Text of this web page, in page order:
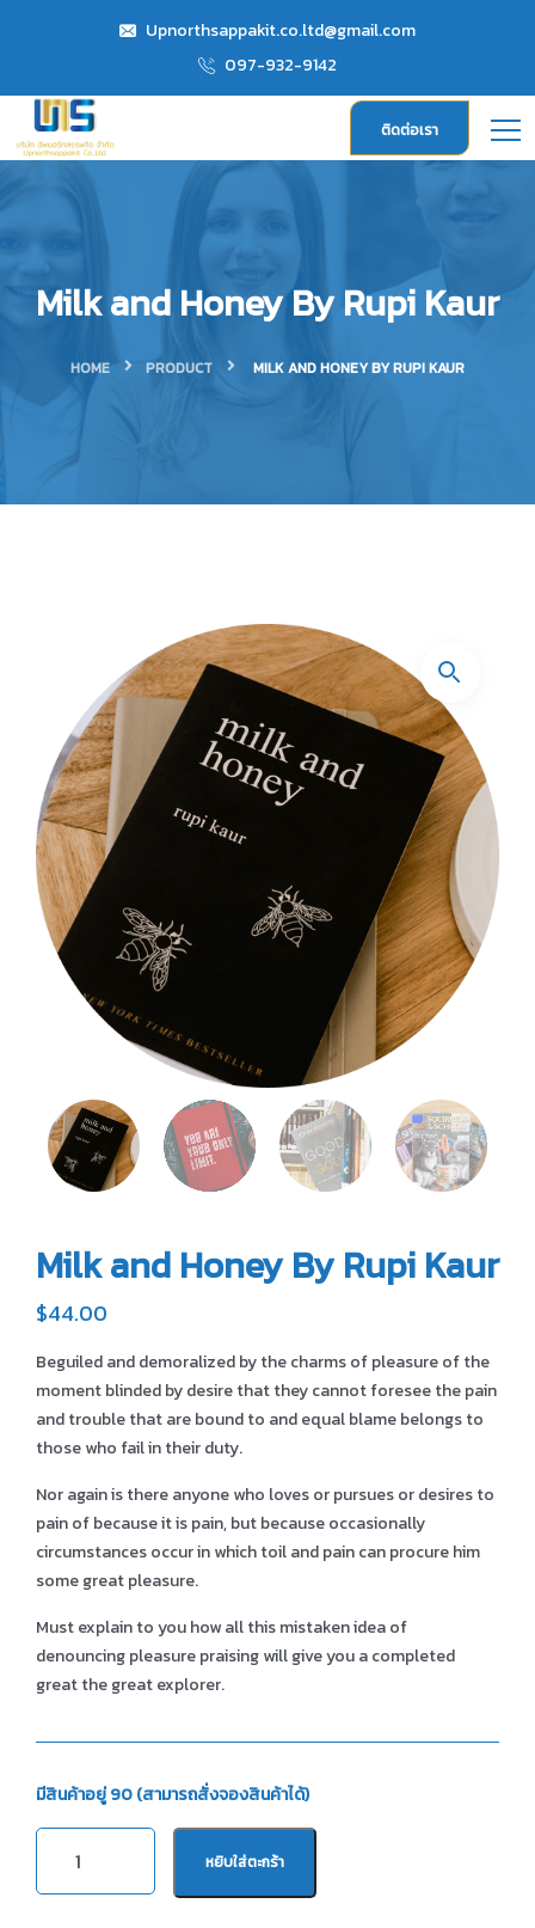
Upnorthsappakit.co.ltd@gmail.com
097-932-9142
ติดต่อเรา
Milk and Honey By Rupi Kaur
HOME PRODUCT MILK AND HONEY BY RUPI KAUR
Milk and Honey By Rupi Kaur
$44.00
Beguiled and demoralized by the charms of pleasure of the
moment blinded by desire that they cannot foresee the pain
and trouble that are bound to and equal blame belongs to
those who fail in their duty.
Nor again is there anyone who loves or pursues or desires to
pain of because it is pain, but because occasionally
circumstances occur in which toil and pain can procure him
some great pleasure.
Must explain to you how all this mistaken idea of
denouncing pleasure praising will give you a completed
great the great explorer.
มีสินค้าอยู่ 90 (สามารถสั่งจองสินค้าได้)
หยิบใส่ตะกร้า